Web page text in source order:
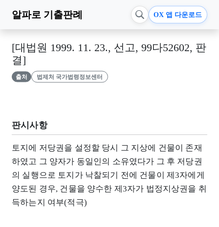
알파로 기출판례 OX 앱 다운로드
[대법원 1999. 11. 23., 선고, 99다52602, 판
결]
출처 법제처 국가법령정보센터
판시사항
토지에 저당권을 설정할 당시 그 지상에 건물이 존재
하였고 그 양자가 동일인의 소유였다가 그 후 저당권
의 실행으로 토지가 낙찰되기 전에 건물이 제3자에게
양도된 경우, 건물을 양수한 제3자가 법정지상권을 취
득하는지 여부(적극)